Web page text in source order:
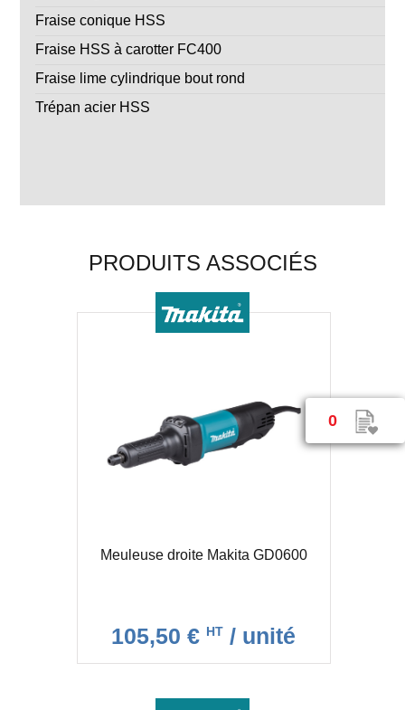
0
Fraise conique HSS
Fraise HSS à carotter FC400
Fraise lime cylindrique bout rond
Trépan acier HSS
PRODUITS ASSOCIÉS
Meuleuse droite Makita GD0600
105,50 € HT / unité